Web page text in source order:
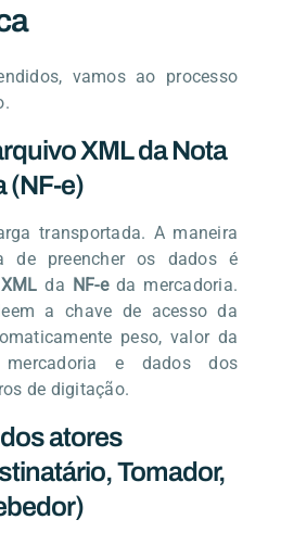
vamos ao processo
XML da Nota
(NF-e)
transportada. A maneira
de preencher os dados é
XML da NF-eda mercadoria.
a chave de acesso da
peso, valor da
e dados dos
de digitação.
atores
Tomador,